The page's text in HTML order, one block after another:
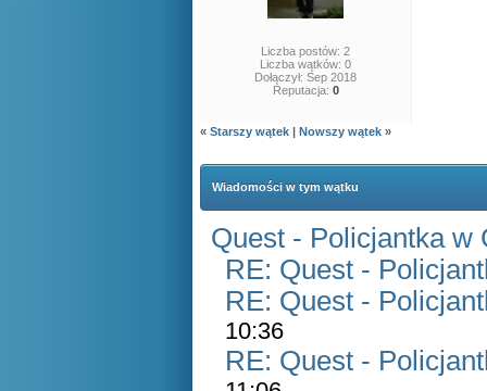
Liczba postów: 2
Liczba wątków: 0
Dołączył: Sep 2018
Reputacja: 0
« Starszy wątek | Nowszy wątek »
Wiadomości w tym wątku
Quest - Policjantka w
RE: Quest -
RE: Quest -
10:36
RE: Quest -